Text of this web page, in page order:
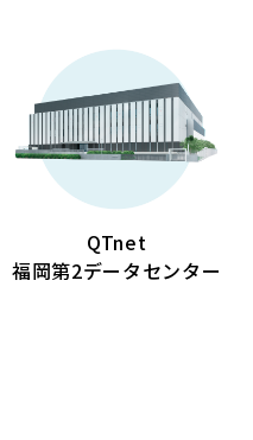
QTnet
福岡第2データセンター